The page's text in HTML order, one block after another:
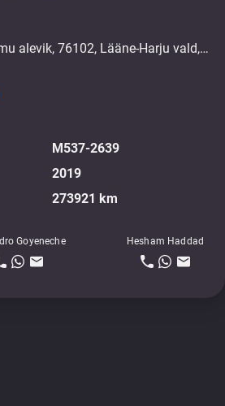
M537-2639
2019
273921 km
Goyeneche Hesham Haddad
Kooli 10, Rummu alevik, 76102, Lääne-Harju vald, Harjumaa